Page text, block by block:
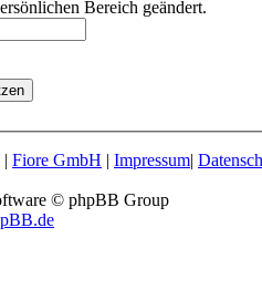
Bereich geändert.
| Fiore GmbH | Impressum|
© phpBB Group